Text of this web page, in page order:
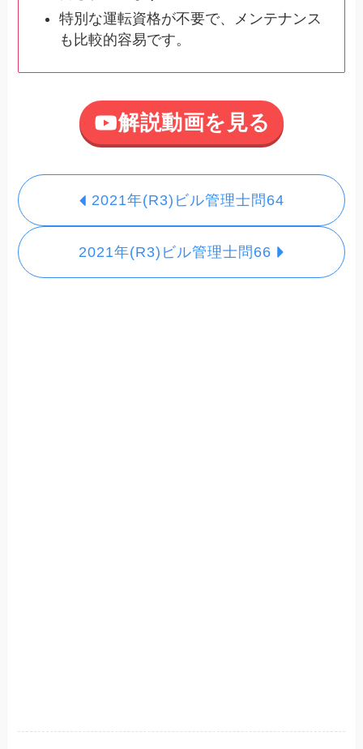
特別な運転資格が不要で、メンテナンス
も比較的容易です。
解説動画を見る
2021年(R3)ビル管理士問64
2021年(R3)ビル管理士問66